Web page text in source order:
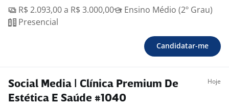
R$ 2.093,00 a R$ 3.000,00
Ensino Médio (2º Grau)
Presencial
Candidatar-me
Social Media | Clínica Premium De
Estética E Saúde #1040
Hoje